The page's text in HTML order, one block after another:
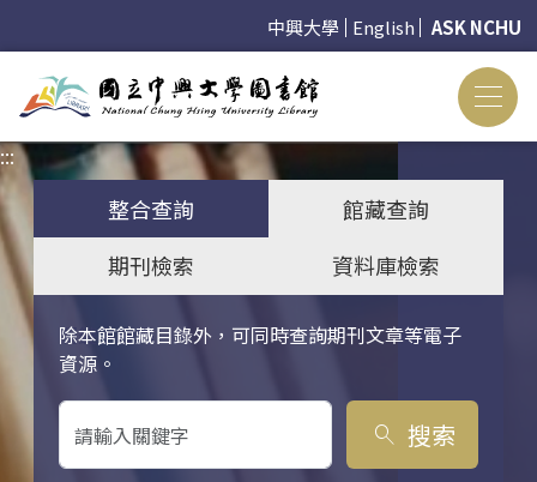
中興大學 English ASK NCHU
:::
整合查詢
館藏查詢
期刊檢索
資料庫檢索
除本館館藏目錄外，可同時查詢期刊文章等電子
資源。
關鍵字搜尋
search 搜索